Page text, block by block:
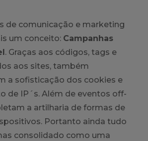
de comunicação e marketing
um conceito: Campanhas
. Graças aos códigos, tags e
aos sites, também
a sofisticação dos cookies e
de IP´s. Além de eventos off-
a artilharia de formas de
Portanto ainda tudo
consolidado como uma